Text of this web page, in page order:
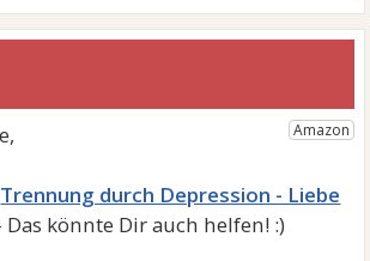
Trennung durch Depression - Liebe